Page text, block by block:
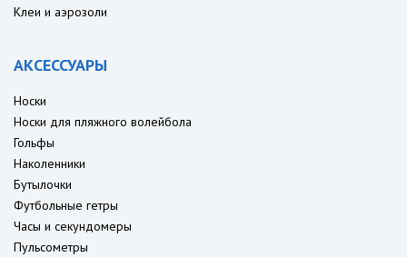
Клеи и аэрозоли
АКСЕССУАРЫ
Носки
Носки для пляжного волейбола
Гольфы
Наколенники
Бутылочки
Футбольные гетры
Часы и секундомеры
Пульсометры